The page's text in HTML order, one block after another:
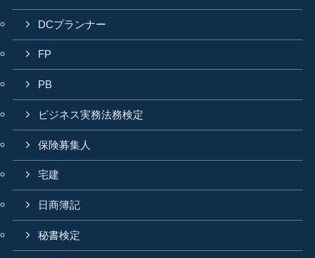
DCプランナー
FP
PB
ビジネス実務法務検定
保険募集人
宅建
日商簿記
秘書検定